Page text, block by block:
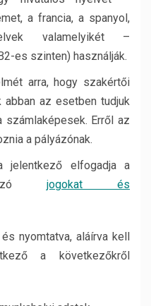
a francia, a spanyol,
valamelyikét –
es szinten) használják.
arra, hogy szakértői
az esetben tudjuk
számlaképesek. Erről az
a pályázónak.
jelentkező elfogadja a
jogokat és
nyomtatva, aláírva kell
a következőkről